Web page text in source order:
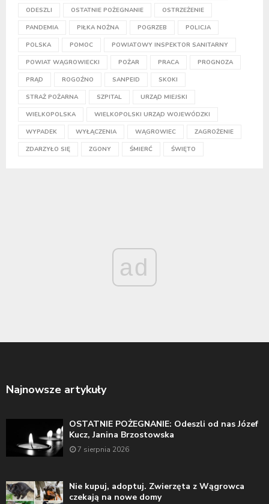
ODESZLI OSTATNIE POŻEGNANIE OSTRZEŻENIE
PANDEMIA PIŁKA NOŻNA POGRZEB POLICJA
POLSKA POMOC POWIATOWY INSPEKTOR SANITARNY
POWIAT WĄGROWIECKI POŻAR PRACA PROGNOZA
PRĄD ROGOŹNO SANPEID SKOKI
STRAŻ POŻARNA SZPITAL URZĄD MIEJSKI
WIELKOPOLSKA WIELKOPOLSKI URZĄD WOJEWÓDZKI
WYPADEK WYŁĄCZENIA WĄGROWIEC ZAGROŻENIE
ZDARZYŁO SIĘ ZGONY ŚMIERĆ ŚWIĘTO
ad
Najnowsze artykuły
OSTATNIE POŻEGNANIE: Odeszli od nas Józef
Kucz, Janina Brzostowska
7 sierpnia 2026
Nie kupuj, adoptuj. Zwierzęta z Wągrowca
czekają na nowe domy